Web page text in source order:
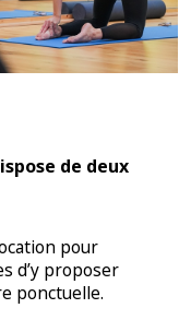
de deux
pour
d’y proposer
ponctuelle.